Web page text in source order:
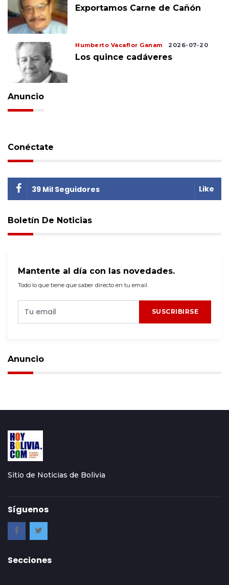
Exportamos Carne de Cañón
Humberto Vacaflor Ganam 2026-07-20
Los quince cadáveres
Anuncio
Conéctate
39 Mil Seguidores Like
Boletín De Noticias
Mantente al día con las novedades.
Todo lo que tiene que saber directo en tu email.
SUSCRIBIRSE
Anuncio
Sitio de Noticias de Bolivia
Síguenos
Secciones